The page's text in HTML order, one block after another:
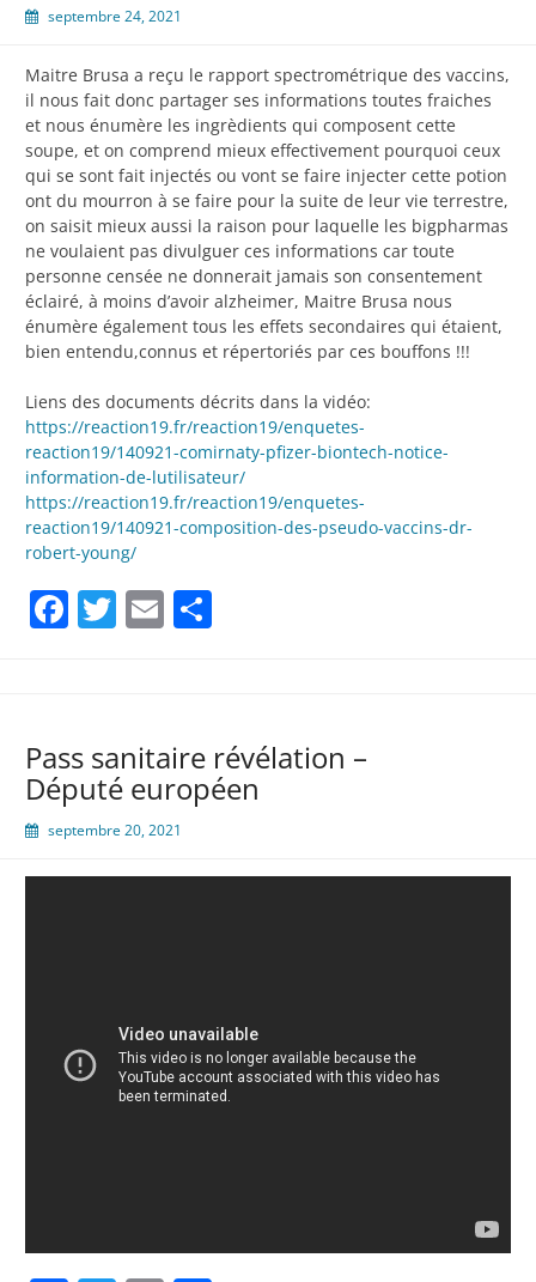
septembre 24, 2021
Maitre Brusa a reçu le rapport spectrométrique des vaccins,
il nous fait donc partager ses informations toutes fraiches
et nous énumère les ingrèdients qui composent cette
soupe, et on comprend mieux effectivement pourquoi ceux
qui se sont fait injectés ou vont se faire injecter cette potion
ont du mourron à se faire pour la suite de leur vie terrestre,
on saisit mieux aussi la raison pour laquelle les bigpharmas
ne voulaient pas divulguer ces informations car toute
personne censée ne donnerait jamais son consentement
éclairé, à moins d’avoir alzheimer, Maitre Brusa nous
énumère également tous les effets secondaires qui étaient,
bien entendu,connus et répertoriés par ces bouffons !!!
Liens des documents décrits dans la vidéo:
https://reaction19.fr/reaction19/enquetes-
reaction19/140921-comirnaty-pfizer-biontech-notice-
information-de-lutilisateur/
https://reaction19.fr/reaction19/enquetes-
reaction19/140921-composition-des-pseudo-vaccins-dr-
robert-young/
Facebook
Twitter
Email
Pass sanitaire révélation –
Député européen
septembre 20, 2021